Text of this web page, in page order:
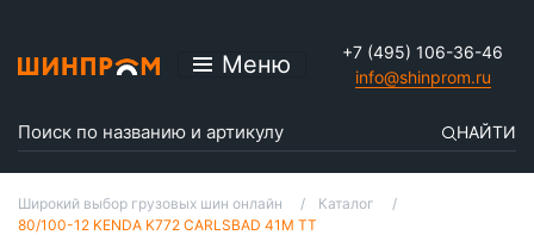
Меню
+7 (495) 106-36-46
info@shinprom.ru
НАЙТИ
Широкий выбор грузовых шин онлайн
Каталог
80/100-12 KENDA K772 CARLSBAD 41M TT